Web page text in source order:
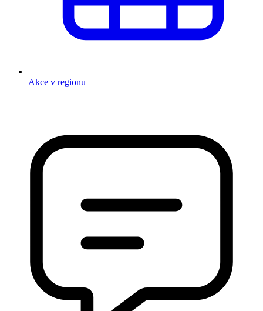
Akce v regionu